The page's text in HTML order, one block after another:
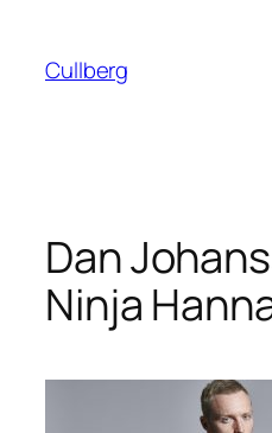
innehåll
Cullberg
Dan
Ninja